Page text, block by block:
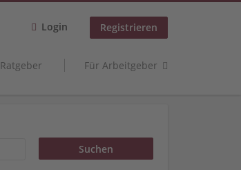
Login Registrieren
Ratgeber Für Arbeitgeber